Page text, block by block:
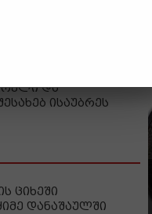
და
და
ისაუბრეს
ციხეში
დანაშაულში